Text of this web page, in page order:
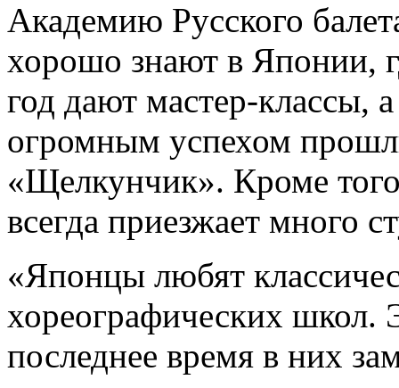
Академию Русского
хорошо знают в Японии,
год дают мастер-классы,
огромным успехом
«Щелкунчик». Кроме
всегда приезжает много
«Японцы любят
хореографических школ.
последнее время в них